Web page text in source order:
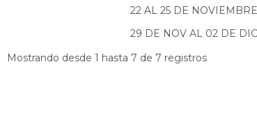
22 AL 25 DE NOVIEMBRE
29 DE NOV AL 02 DE DIC
Mostrando desde 1 hasta 7 de 7 registros